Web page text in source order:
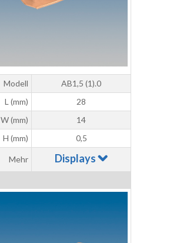
Modell
AB1,5 (1).0
L (mm)
28
W (mm)
14
H (mm)
0,5
Mehr Displays